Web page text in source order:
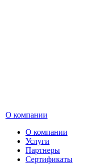
О компании
О компании
Услуги
Партнеры
Сертификаты